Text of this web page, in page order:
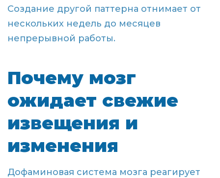
Создание другой паттерна отнимает от
нескольких недель до месяцев
непрерывной работы.
Почему мозг
ожидает свежие
извещения и
изменения
Дофаминовая система мозга реагирует